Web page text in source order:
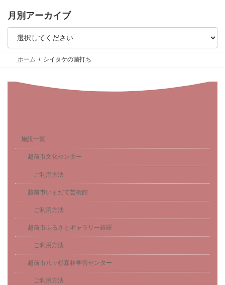
月別アーカイブ
ホーム シイタケの菌打ち
施設一覧
越前市文化センター
ご利用方法
越前市いまだて芸術館
ご利用方法
越前市ふるさとギャラリー叔羅
ご利用方法
越前市八ッ杉森林学習センター
ご利用方法